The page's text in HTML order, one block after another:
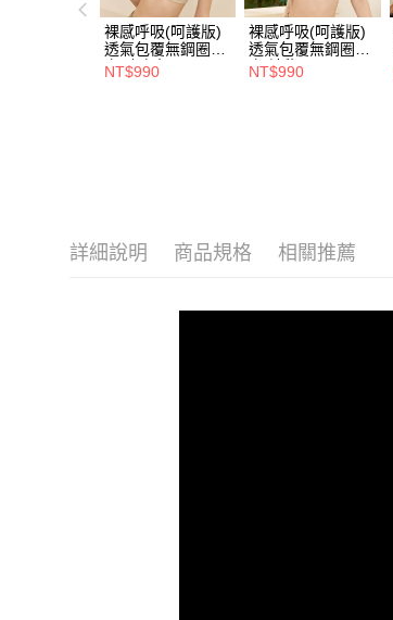
裸感呼吸(呵護版)
透氣包覆無鋼圈內
衣 冷膚色(M-6L)
NT$990
裸感呼吸(呵護版)
透氣包覆無鋼圈內
衣 神秘黑(M-6L)
NT$990
詳細說明 商品規格 相關推薦